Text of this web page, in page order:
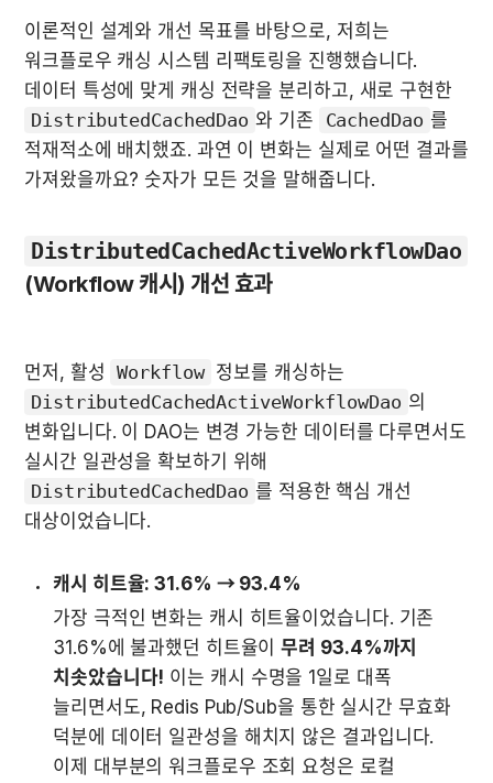
이론적인 설계와 개선 목표를 바탕으로, 저희는
워크플로우 캐싱 시스템 리팩토링을 진행했습니다.
DistributedCachedDao 와 기존 CachedDao 를
적재적소에 배치했죠. 과연 이 변화는 실제로 어떤 결과를
가져왔을까요? 숫자가 모든 것을 말해줍니다.
DistributedCachedActiveWorkflowDao
(Workflow 캐시) 개선 효과
먼저, 활성 Workflow
DistributedCachedActiveWorkflowDao 의
변화입니다. 이 DAO는 변경 가능한 데이터를 다루면서도
DistributedCachedDao 를 적용한 핵심 개선
대상이었습니다.
캐시 히트율: 31.6% → 93.4%
가장 극적인 변화는 캐시 히트율이었습니다. 기존
31.6%에 불과했던 히트율이 무려 93.4%까지
치솟았습니다! 이는 캐시 수명을 1일로 대폭
늘리면서도, Redis Pub/Sub을 통한 실시간 무효화
덕분에 데이터 일관성을 해치지 않은 결과입니다.
이제 대부분의 워크플로우 조회 요청은 로컬